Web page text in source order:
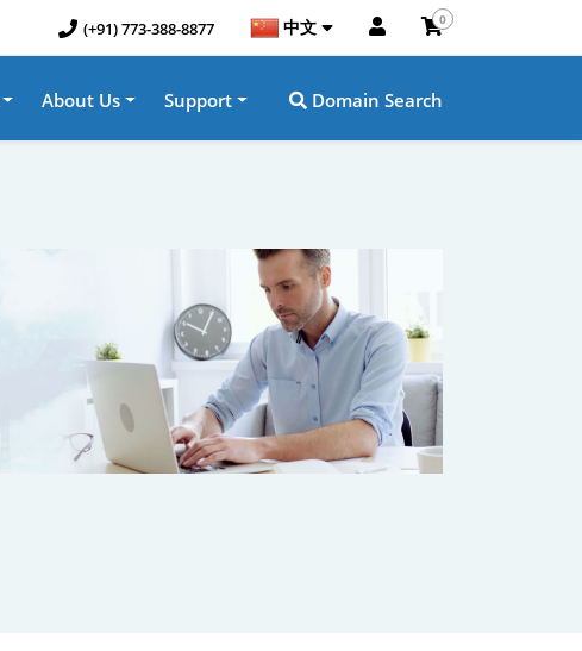
(+91) 773-388-8877 中文 0
About Us Support Domain Search